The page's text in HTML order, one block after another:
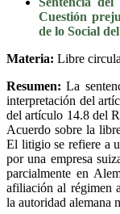
Cuestión
de lo Social
Materia: Libre
Resumen: La
interpretación del
del artículo 14.8 del
Acuerdo sobre la
El litigio se refiere a
por una empresa
parcialmente en
afiliación al régimen
la autoridad alemana